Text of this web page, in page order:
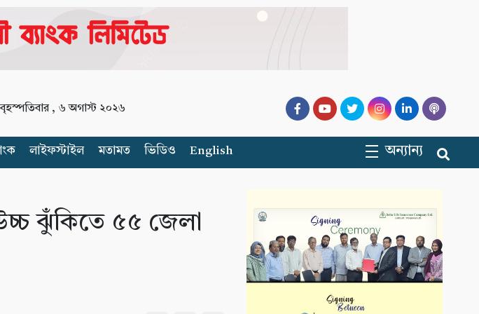
বৃহস্পতিবার , ৬ অগাস্ট ২০২৬
লাইফস্টাইল মতামত ভিডিও English অন্যান্য
ঝুঁকিতে ৫৫ জেলা